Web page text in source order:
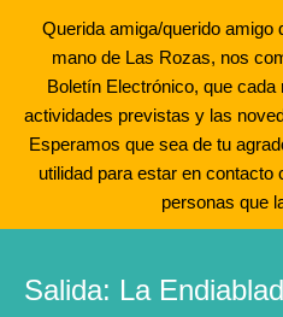
Querida amiga/querido amigo
mano de Las Rozas, nos
Boletín Electrónico, que
actividades previstas y las
Esperamos que sea de tu
utilidad para estar en
personas que
Salida: La